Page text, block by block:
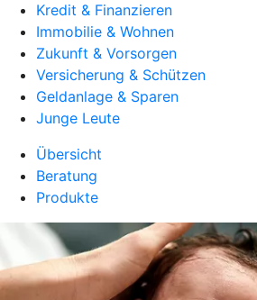
Kredit & Finanzieren
Immobilie & Wohnen
Zukunft & Vorsorgen
Versicherung & Schützen
Geldanlage & Sparen
Junge Leute
Übersicht
Beratung
Produkte